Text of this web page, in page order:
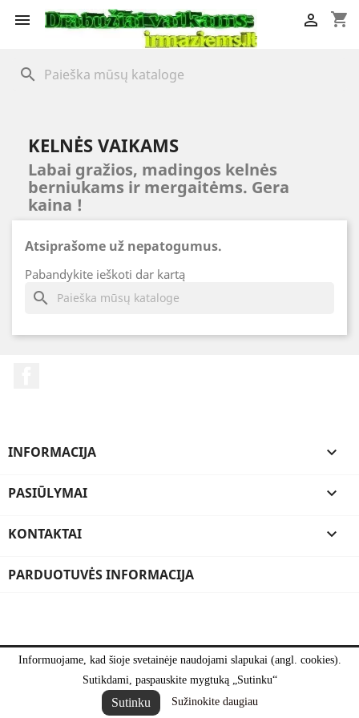
Informuojame, kad šioje svetainėje naudojami slapukai (angl. cookies).
Sutikdami, paspauskite mygtuką „Sutinku“
Sutinku Sužinokite daugiau
 shopping_cart

search
KELNĖS VAIKAMS
Labai gražios, madingos kelnės
berniukams ir mergaitėms. Gera
kaina !
Atsiprašome už nepatogumus.
Pabandykite ieškoti dar kartą
search
INFORMACIJA 
PASIŪLYMAI 
KONTAKTAI 
PARDUOTUVĖS INFORMACIJA